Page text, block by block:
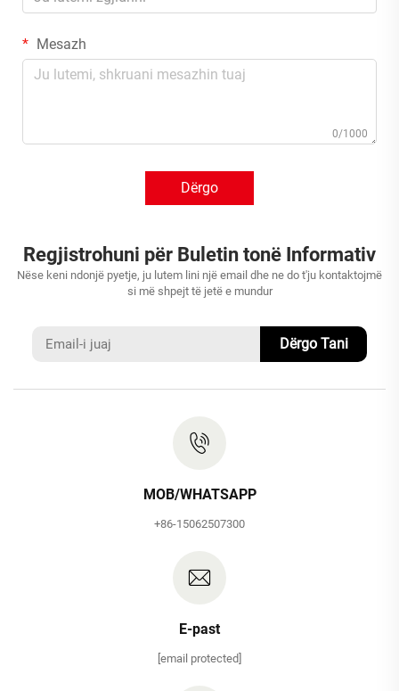
Mesazh
0/1000
Dërgo
Regjistrohuni për Buletin tonë Informativ
Nëse keni ndonjë pyetje, ju lutem lini një email dhe ne do t'ju kontaktojmë
si më shpejt të jetë e mundur
Dërgo Tani
MOB/WHATSAPP
+86-15062507300
E-past
[email protected]